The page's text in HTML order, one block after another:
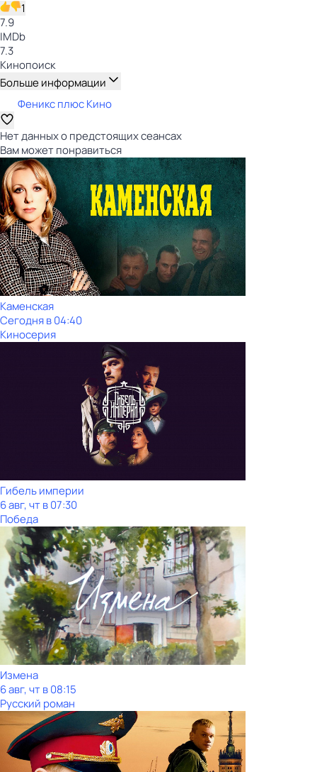
1
7.9
IMDb
7.3
Кинопоиск
Больше информации
Феникс плюс Кино
Нет данных о предстоящих сеансах
Вам может понравиться
Каменская
Сегодня в 04:40
Киносерия
Гибель империи
6 авг, чт в 07:30
Победа
Измена
6 авг, чт в 08:15
Русский роман